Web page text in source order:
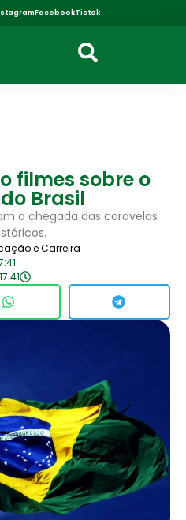
FacebookTictok
filmes sobre o
Brasil
a chegada das caravelas
e Carreira